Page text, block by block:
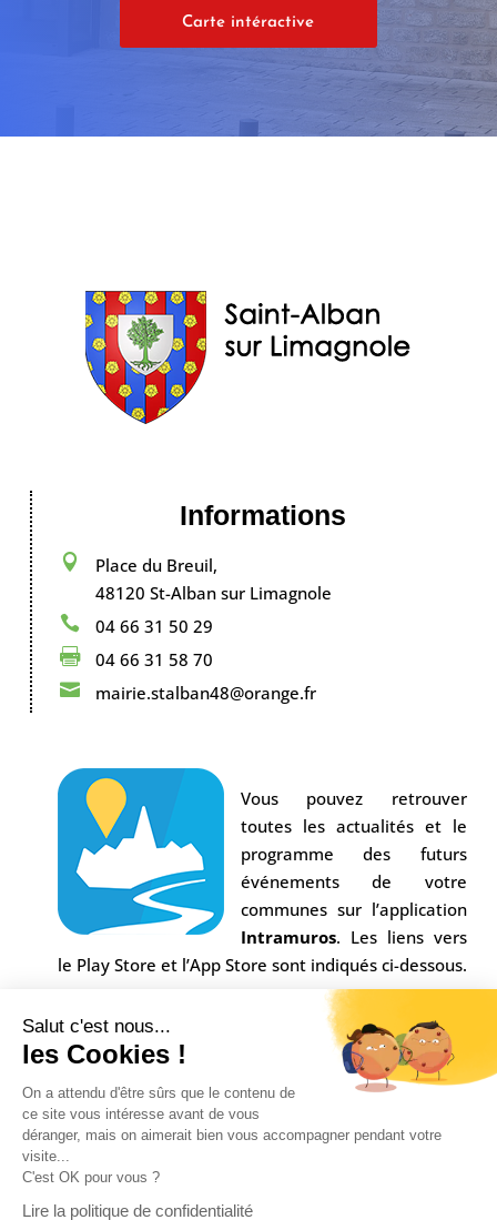
Salut c'est nous...
les Cookies !
On a attendu d'être sûrs que le contenu de
ce site vous intéresse avant de vous
déranger, mais on aimerait bien vous accompagner pendant votre
visite...
C'est OK pour vous ?
Lire la politique de confidentialité
Carte intéractive
Informations

Place du Breuil,
48120 St-Alban sur Limagnole
 04 66 31 50 29
 04 66 31 58 70
 mairie.stalban48@orange.fr
Vous pouvez retrouver
toutes les actualités et le
programme des futurs
événements de votre
communes sur l’application
Intramuros. Les liens vers
le Play Store et l’App Store sont indiqués ci-dessous.
Conception AgenceMultiweb